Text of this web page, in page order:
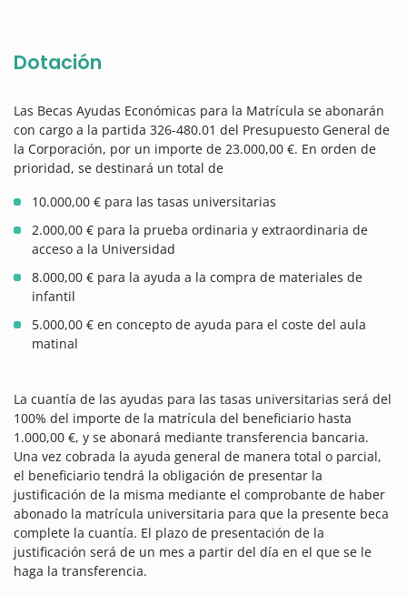
Dotación
Las Becas Ayudas Económicas para la Matrícula se abonarán
con cargo a la partida 326-480.01 del Presupuesto General de
la Corporación, por un importe de 23.000,00 €. En orden de
prioridad, se destinará un total de
10.000,00 € para las tasas universitarias
2.000,00 € para la prueba ordinaria y extraordinaria de
acceso a la Universidad
8.000,00 € para la ayuda a la compra de materiales de
infantil
5.000,00 € en concepto de ayuda para el coste del aula
matinal
La cuantía de las ayudas para las tasas universitarias será del
100% del importe de la matrícula del beneficiario hasta
1.000,00 €, y se abonará mediante transferencia bancaria.
Una vez cobrada la ayuda general de manera total o parcial,
el beneficiario tendrá la obligación de presentar la
justificación de la misma mediante el comprobante de haber
abonado la matrícula universitaria para que la presente beca
complete la cuantía. El plazo de presentación de la
justificación será de un mes a partir del día en el que se le
haga la transferencia.